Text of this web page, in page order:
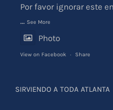
Por favor ignorar este
... See More
Photo
View on Facebook · Share
SIRVIENDO A TODA ATLANTA